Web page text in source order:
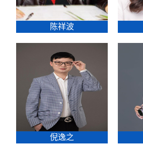
陈祥波
倪逸之